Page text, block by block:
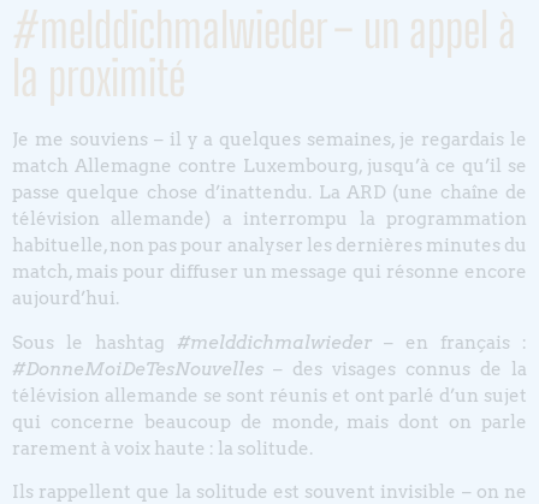
#melddichmalwieder – un appel à
la proximité
Je me souviens – il y a quelques semaines, je regardais le
match Allemagne contre Luxembourg, jusqu’à ce qu’il se
passe quelque chose d’inattendu. La ARD (une chaîne de
télévision allemande) a interrompu la programmation
habituelle, non pas pour analyser les dernières minutes du
match, mais pour diffuser un message qui résonne encore
aujourd’hui.
Sous le hashtag #melddichmalwieder – en français :
#DonneMoiDeTesNouvelles – des visages connus de la
télévision allemande se sont réunis et ont parlé d’un sujet
qui concerne beaucoup de monde, mais dont on parle
rarement à voix haute : la solitude.
Ils rappellent que la solitude est souvent invisible – on ne